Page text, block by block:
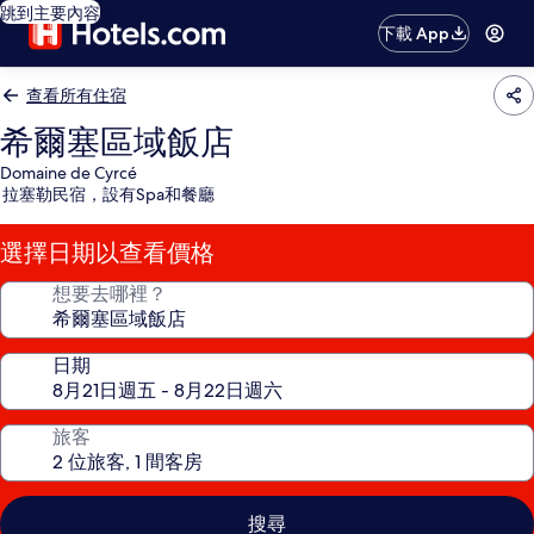
跳到主要內容
下載 App
查看所有住宿
希爾塞區域飯店
Domaine de Cyrcé
拉塞勒民宿，設有Spa和餐廳
選擇日期以查看價格
想要去哪裡？
日期
旅客
搜尋